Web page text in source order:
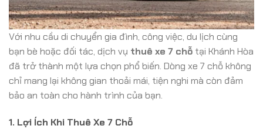
Với nhu cầu di chuyển gia đình, công việc, du lịch cùng
bạn bè hoặc đối tác, dịch vụ thuê xe 7 chỗ tại Khánh Hòa
đã trở thành một lựa chọn phổ biến. Dòng xe 7 chỗ không
chỉ mang lại không gian thoải mái, tiện nghi mà còn đảm
bảo an toàn cho hành trình của bạn.
1. Lợi Ích Khi Thuê Xe 7 Chỗ